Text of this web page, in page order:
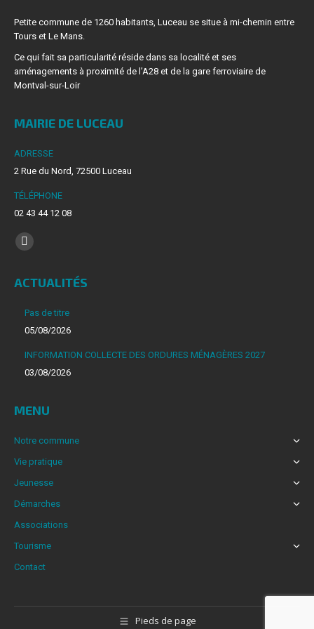
Petite commune de 1260 habitants, Luceau se situe à mi-chemin entre
Tours et Le Mans.
Ce qui fait sa particularité réside dans sa localité et ses
aménagements à proximité de l’A28 et de la gare ferroviaire de
Montval-sur-Loir
MAIRIE DE LUCEAU
ADRESSE
2 Rue du Nord, 72500 Luceau
TÉLÉPHONE
02 43 44 12 08
Trouvez nous sur :
La
Facebook
nouvelle
fenêtre
ACTUALITÉS
Pas de titre
05/08/2026
INFORMATION COLLECTE DES ORDURES MÉNAGÈRES 2027
03/08/2026
MENU
Notre commune
Vie pratique
Jeunesse
Démarches
Associations
Tourisme
Contact
Pieds de page